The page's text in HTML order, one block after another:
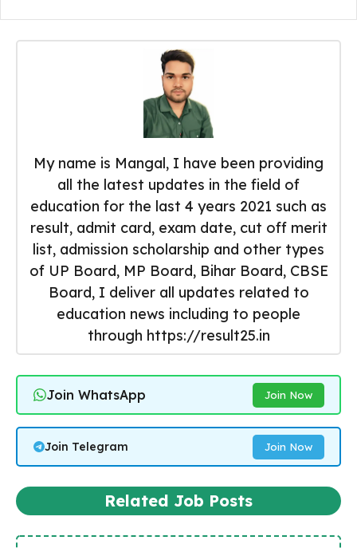
My name is Mangal, I have been providing
all the latest updates in the field of
education for the last 4 years 2021 such as
result, admit card, exam date, cut off merit
list, admission scholarship and other types
of UP Board, MP Board, Bihar Board, CBSE
Board, I deliver all updates related to
education news including to people
through https://result25.in
Join WhatsApp Join Now
Join Telegram Join Now
Related Job Posts